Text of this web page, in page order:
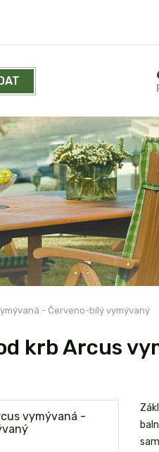
- Červeno-bílý vymývaný
krb Arcus